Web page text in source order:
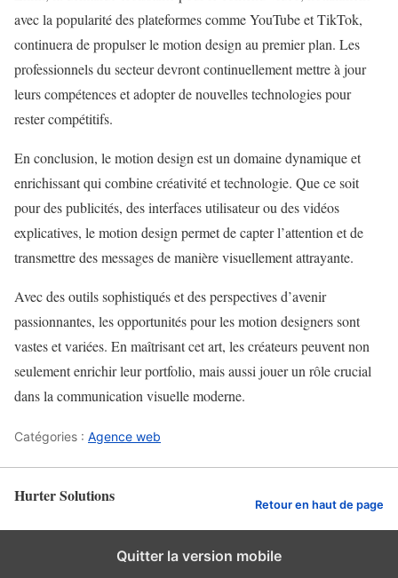
avec la popularité des plateformes comme YouTube et TikTok,
continuera de propulser le motion design au premier plan. Les
professionnels du secteur devront continuellement mettre à jour
leurs compétences et adopter de nouvelles technologies pour
rester compétitifs.
En conclusion, le motion design est un domaine dynamique et
enrichissant qui combine créativité et technologie. Que ce soit
pour des publicités, des interfaces utilisateur ou des vidéos
explicatives, le motion design permet de capter l’attention et de
transmettre des messages de manière visuellement attrayante.
Avec des outils sophistiqués et des perspectives d’avenir
passionnantes, les opportunités pour les motion designers sont
vastes et variées. En maîtrisant cet art, les créateurs peuvent non
seulement enrichir leur portfolio, mais aussi jouer un rôle crucial
dans la communication visuelle moderne.
Catégories : Agence web
Hurter Solutions Retour en haut de page
Quitter la version mobile